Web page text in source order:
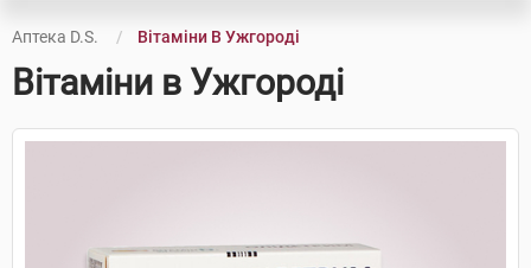
Аптека D.S. Вітаміни В Ужгороді
Вітаміни в Ужгороді